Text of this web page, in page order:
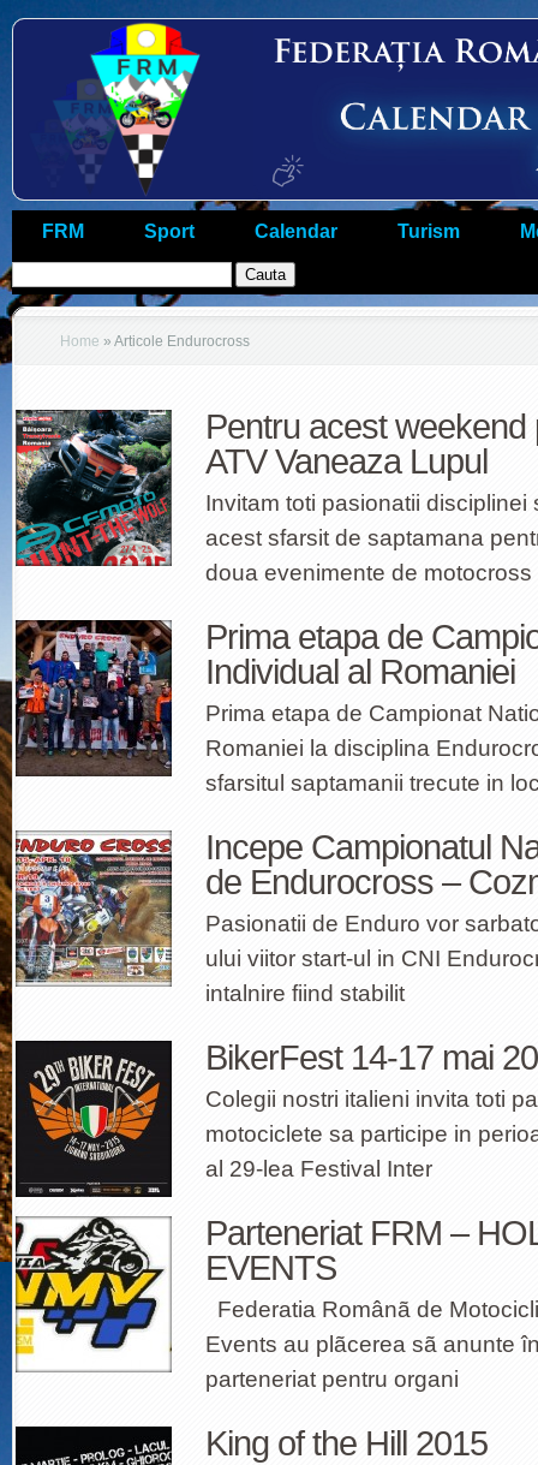
FRM Sport Calendar Turism
Home » Articole Endurocross
Pentru acest weekend
ATV Vaneaza Lupul
Invitam toti pasionatii disciplinei
acest sfarsit de saptamana
doua evenimente de motocross
Prima etapa de
Individual al Romaniei
Prima etapa de Campionat
Romaniei la disciplina
sfarsitul saptamanii trecute in
Incepe Campionatul
de Endurocross –
Pasionatii de Enduro vor
ului viitor start-ul in CNI
intalnire fiind stabilit
BikerFest 14-17 mai
Colegii nostri italieni invita toti
motociclete sa participe in
al 29-lea Festival Inter
Parteneriat FRM –
EVENTS
Federatia Românã de
Events au plãcerea sã anunte
parteneriat pentru organi
King of the Hill 2015